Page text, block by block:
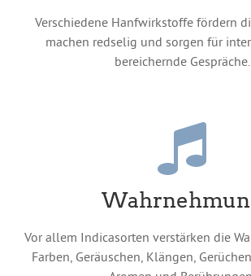
Verschiedene Hanfwirkstoffe fördern
machen redselig und sorgen für
bereichernde Gespräche.
Vor allem Indicasorten verstärken die
Farben, Geräuschen, Klängen,